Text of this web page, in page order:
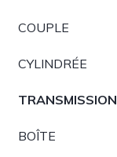
COUPLE
CYLINDRÉE
TRANSMISSION
BOÎTE